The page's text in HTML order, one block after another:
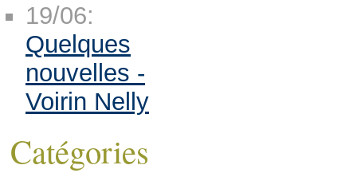
19/06:
Quelques
nouvelles -
Voirin Nelly
Catégories